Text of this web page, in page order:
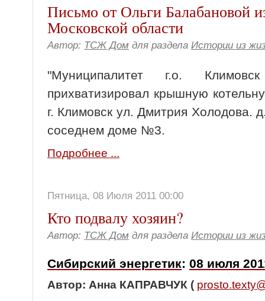
Письмо от Ольги Балабановой
Московской области
Автор: ТСЖ Дом для раздела Истории из
"Муниципалитет г.о.
прихватизировал крышную
г. Климовск ул. Дмитрия Холодова.
соседнем доме №3.
Подробнее ...
Пятница, 08 Июля 2011 00:00
Кто подвалу хозяин?
Автор: ТСЖ Дом для раздела Истории из
Сибирский энергетик: 08 июля
Автор: Анна КАПРАВЧУК (